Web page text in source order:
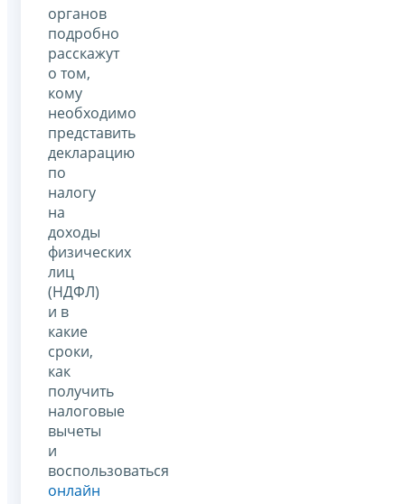
органов
подробно
расскажут
о том,
кому
необходимо
представить
декларацию
по
налогу
на
доходы
физических
лиц
(НДФЛ)
и в
какие
сроки,
как
получить
налоговые
вычеты
и
воспользоваться
онлайн